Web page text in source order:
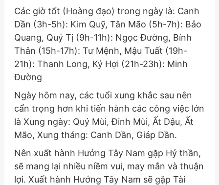
Các giờ tốt (Hoàng đạo) trong ngày là: Canh
Dần (3h-5h): Kim Quỹ, Tân Mão (5h-7h): Bảo
Quang, Quý Tị (9h-11h): Ngọc Đường, Bính
Thân (15h-17h): Tư Mệnh, Mậu Tuất (19h-
21h): Thanh Long, Kỷ Hợi (21h-23h): Minh
Đường
Ngày hôm nay, các tuổi xung khắc sau nên
cẩn trọng hơn khi tiến hành các công việc lớn
là Xung ngày: Quý Mùi, Đinh Mùi, Ất Dậu, Ất
Mão, Xung tháng: Canh Dần, Giáp Dần.
Nên xuất hành Hướng Tây Nam gặp Hỷ thần,
sẽ mang lại nhiều niềm vui, may mắn và thuận
lợi. Xuất hành Hướng Tây Nam sẽ gặp Tài